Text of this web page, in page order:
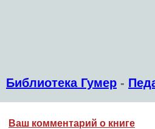
Библиотека Гумер -
Ваш комментарий о книге